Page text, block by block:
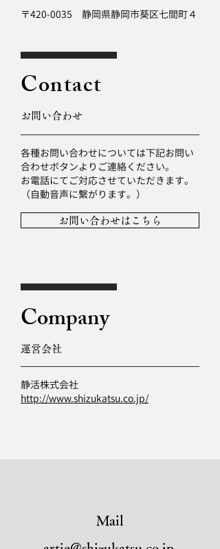
〒420-0035 静岡県静岡市葵区七間町４
Contact
お問い合わせ
各種お問い合わせについては下記お問い
合わせボタンよりご連絡ください。
お電話にてご対応させていただきます。
​（自動音声に繋がります。）
お問い合わせはこちら
Company
運営会社
静活株式会社
http://www.shizukatsu.co.jp/
Mail